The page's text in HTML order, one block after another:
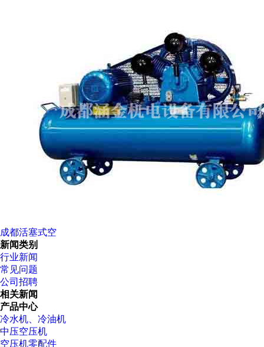
成都活塞式空
新闻类别
行业新闻
常见问题
公司招聘
相关新闻
产品中心
冷水机、冷油机
中压空压机
空压机零配件